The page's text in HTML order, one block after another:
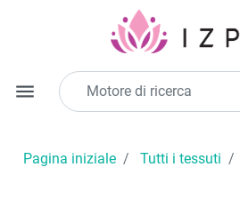
menu
Pagina iniziale Tutti i tessuti